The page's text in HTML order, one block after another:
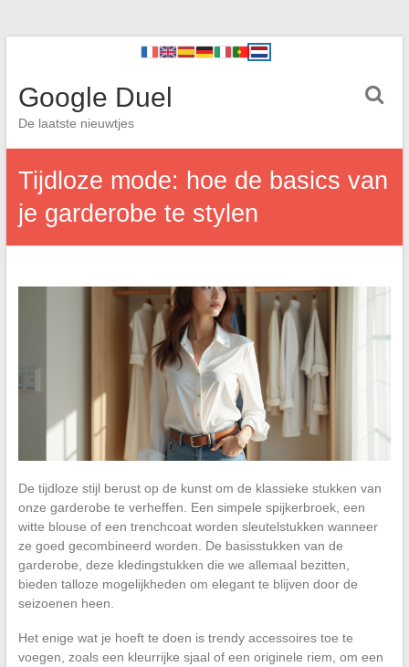
Google Duel
De laatste nieuwtjes
Tijdloze mode: hoe de basics van
je garderobe te stylen
De tijdloze stijl berust op de kunst om de klassieke stukken van
onze garderobe te verheffen. Een simpele spijkerbroek, een
witte blouse of een trenchcoat worden sleutelstukken wanneer
ze goed gecombineerd worden. De basisstukken van de
garderobe, deze kledingstukken die we allemaal bezitten,
bieden talloze mogelijkheden om elegant te blijven door de
seizoenen heen.
Het enige wat je hoeft te doen is trendy accessoires toe te
voegen, zoals een kleurrijke sjaal of een originele riem, om een